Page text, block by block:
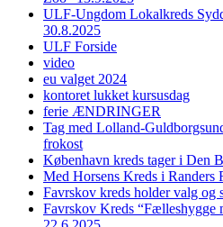
ULF-Ungdom Lokalkreds
30.8.2025
ULF Forside
video
eu valget 2024
kontoret lukket kursusdag
ferie ÆNDRINGER
Tag med Lolland-
frokost
København kreds tager i Den
Med Horsens Kreds i Randers
Favrskov kreds holder valg og
Favrskov Kreds “Fælleshygge